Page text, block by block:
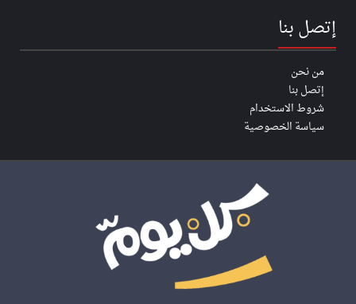
إتصل بنا
من نحن
إتصل بنا
شروط الاستخدام
سياسة الخصوصية